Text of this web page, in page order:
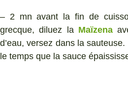
– 2 mn avant la fin de
grecque, diluez la Maïzena
d’eau, versez dans la
le temps que la sauce